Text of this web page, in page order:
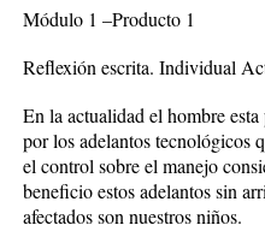
Módulo 1 –Producto 1
Reflexión escrita. Individual
En la actualidad el hombre
por los adelantos tecnológicos
el control sobre el manejo
beneficio estos adelantos sin
afectados son nuestros niños.